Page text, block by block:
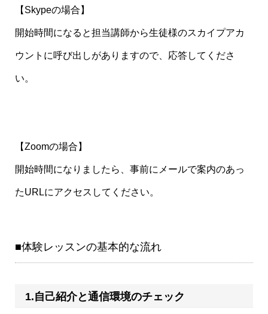
【Skypeの場合】
開始時間になると担当講師から生徒様のスカイプアカ
ウントに呼び出しがありますので、応答してくださ
い。
【Zoomの場合】
開始時間になりましたら、事前にメールで案内のあっ
たURLにアクセスしてください。
■体験レッスンの基本的な流れ
1.自己紹介と通信環境のチェック